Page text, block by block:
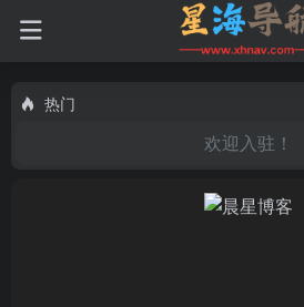
热门
欢迎入驻！